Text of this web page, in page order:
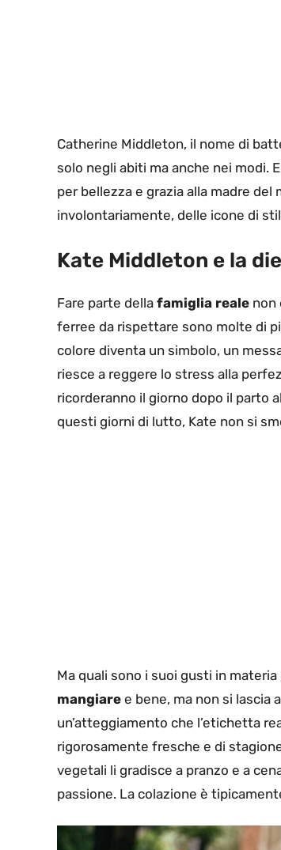
Catherine Middleton, il nome di
solo negli abiti ma anche nei modi.
per bellezza e grazia alla madre
involontariamente, delle icone di
Kate Middleton e la
Fare parte della famiglia reale non
ferree da rispettare sono molte di
colore diventa un simbolo, un
riesce a reggere lo stress alla
ricorderanno il giorno dopo il parto
questi giorni di lutto, Kate non si
Ma quali sono i suoi gusti in
mangiare e bene, ma non si lascia
un’atteggiamento che l’etichetta
rigorosamente fresche e di
vegetali li gradisce a pranzo e a
passione. La colazione è